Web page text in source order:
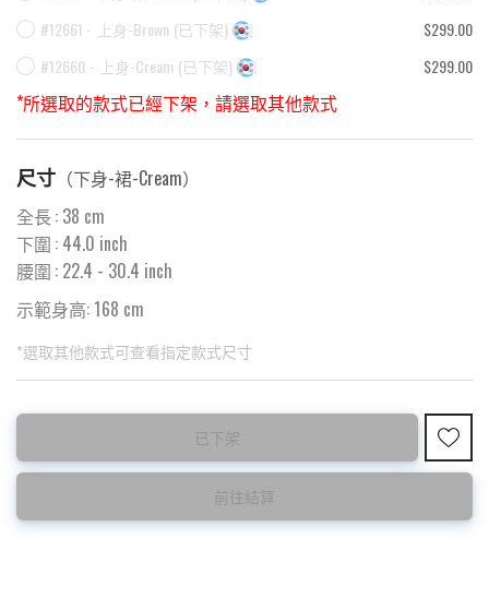
#12661 - 上身-Brown (已下架)
$299.00
#12660 - 上身-Cream (已下架) $299.00
*所選取的款式已經下架，請選取其他款式
尺寸 （下身-裙-Cream）
全長 : 38 cm
下圍 : 44.0 inch
腰圍 : 22.4 - 30.4 inch
示範身高: 168 cm
*選取其他款式可查看指定款式尺寸
此為預購品
<預購款>因為韓國東大門8月暑假關係， 預購款會於8月18日
後才陸續返貨⚠️
此為減價貨品
特價品不設退換，購買前請先確認所列出的尺碼是否合適。
已下架
前往結算